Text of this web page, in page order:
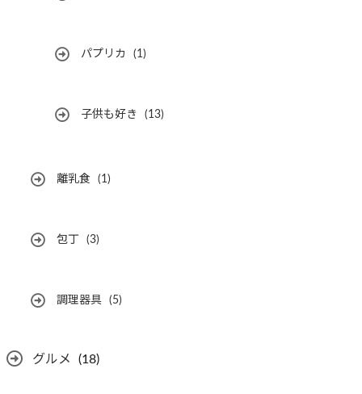
パプリカ (1)
子供も好き (13)
離乳食 (1)
包丁 (3)
調理器具 (5)
グルメ (18)